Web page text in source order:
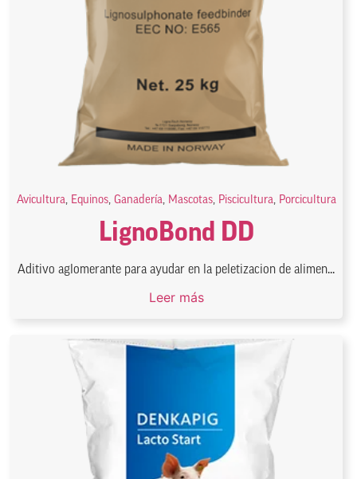
Avicultura, Equinos, Ganadería, Mascotas, Piscicultura, Porcicultura
LignoBond DD
Aditivo aglomerante para ayudar en la peletizacion de alimen...
Leer más